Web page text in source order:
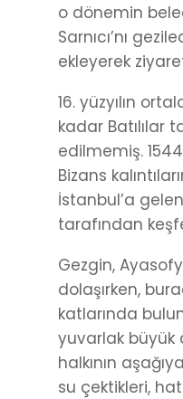
o dönemin
Sarnıcı’nı
ekleyerek
16. yüzyılın
kadar Batılılar
edilmemiş.
Bizans
İstanbul’a
tarafından
Gezgin,
dolaşırken,
katlarında
yuvarlak büyük
halkının
su çektikleri,